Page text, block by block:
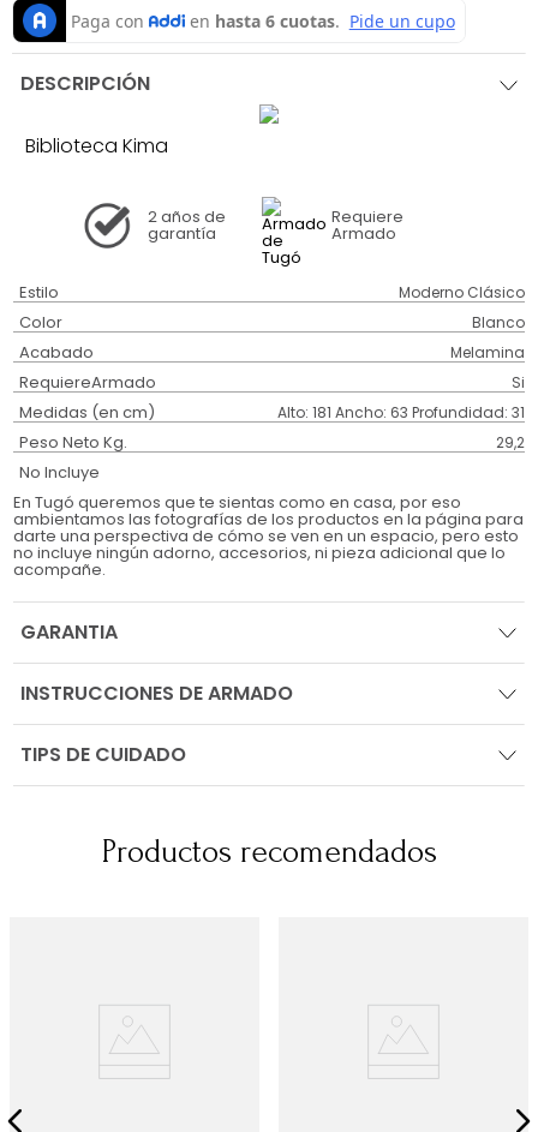
DESCRIPCIÓN
Biblioteca Kima
2 años de
garantía
Requiere
Armado
Estilo Moderno Clásico
Color Blanco
Acabado Melamina
RequiereArmado Si
Medidas (en cm) Alto: 181 Ancho: 63 Profundidad: 31
Peso Neto Kg. 29,2
No Incluye
En Tugó queremos que te sientas como en casa, por eso
ambientamos las fotografías de los productos en la página para
darte una perspectiva de cómo se ven en un espacio, pero esto
no incluye ningún adorno, accesorios, ni pieza adicional que lo
acompañe.
GARANTIA
INSTRUCCIONES DE ARMADO
TIPS DE CUIDADO
Productos recomendados